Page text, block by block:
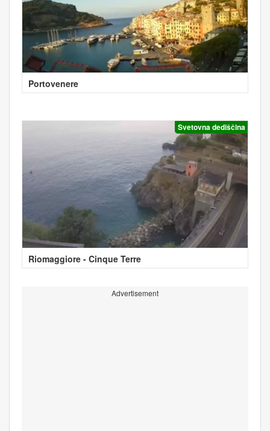
Portovenere
Svetovna dediščina
Riomaggiore - Cinque Terre
Advertisement